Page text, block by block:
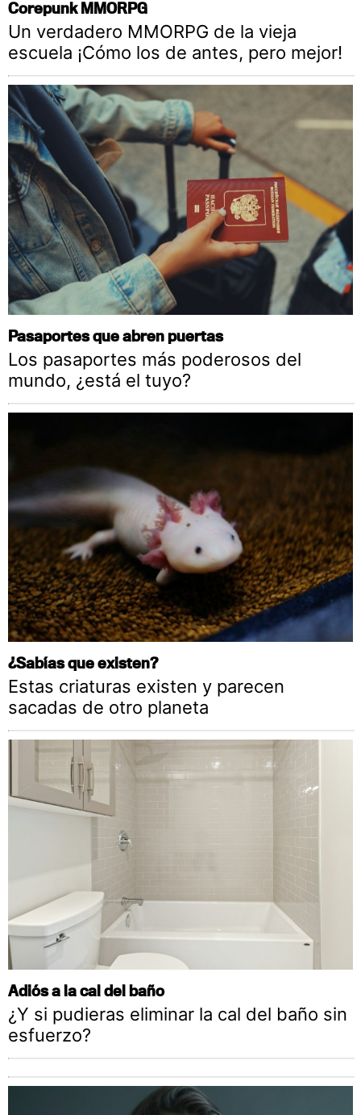
Corepunk MMORPG
Un verdadero MMORPG de la vieja
escuela ¡Cómo los de antes, pero mejor!
Pasaportes que abren puertas
Los pasaportes más poderosos del
mundo, ¿está el tuyo?
¿Sabías que existen?
Estas criaturas existen y parecen
sacadas de otro planeta
Adiós a la cal del baño
¿Y si pudieras eliminar la cal del baño sin
esfuerzo?